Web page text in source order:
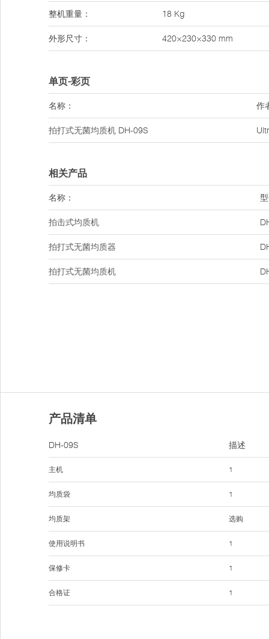
整机重量： 18 Kg
外形尺寸： 420×230×330 mm
单页-彩页
名称： 作
拍打式无菌均质机 DH-09S
相关产品
名称：
拍击式均质机
拍打式无菌均质器
拍打式无菌均质机
产品清单
DH-09S
主机
均质袋
均质架
使用说明书
保修卡
合格证
描述
1
1
选购
1
1
1